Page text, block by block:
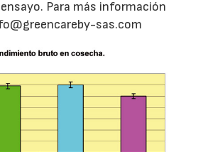
Para más información
sas.com